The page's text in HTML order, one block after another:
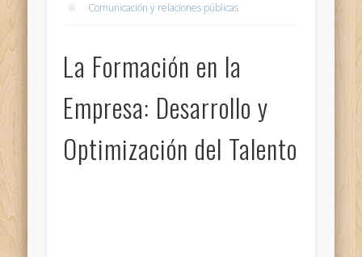
Comunicación y relaciones públicas
La Formación en la
Empresa: Desarrollo y
Optimización del Talento